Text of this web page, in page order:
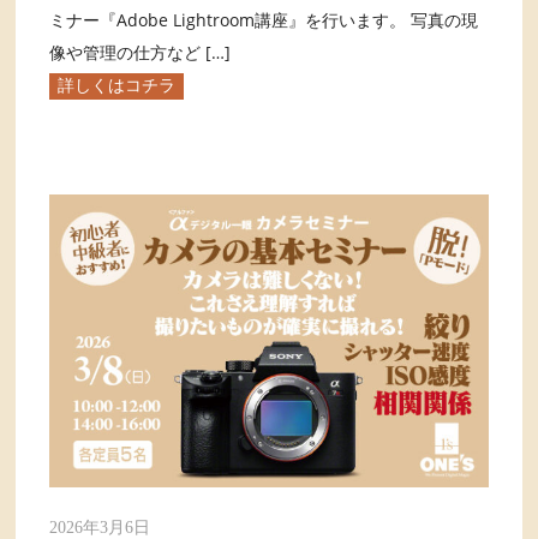
ミナー『Adobe Lightroom講座』を行います。 写真の現
像や管理の仕方など […]
詳しくはコチラ
2026年3月6日